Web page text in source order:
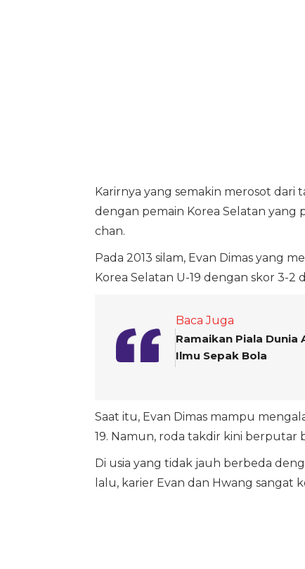
Karirnya yang semakin merosot
dengan pemain Korea Selatan yang
chan.
Pada 2013 silam, Evan Dimas yang
Korea Selatan U-19 dengan skor 3-2
Baca Juga
Ramaikan Piala
Ilmu Sepak Bola
Saat itu, Evan Dimas mampu
19. Namun, roda takdir kini berputar
Di usia yang tidak jauh berbeda
lalu, karier Evan dan Hwang sangat